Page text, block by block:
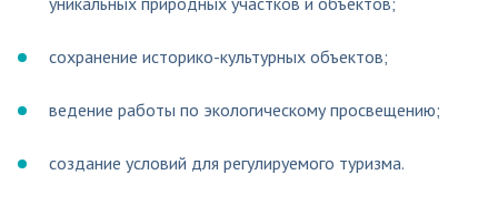
сохранение историко-культурных объектов;
ведение работы по экологическому просвещению;
создание условий для регулируемого туризма.